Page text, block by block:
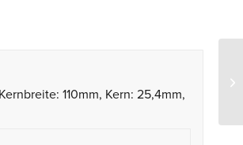
110mm, Kern: 25,4mm,